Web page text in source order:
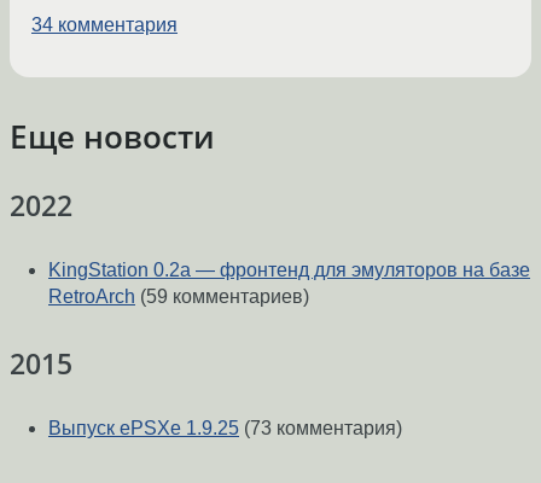
34 комментария
Еще новости
2022
KingStation 0.2a — фронтенд для эмуляторов на базе
RetroArch (59 комментариев)
2015
Выпуск ePSXe 1.9.25 (73 комментария)